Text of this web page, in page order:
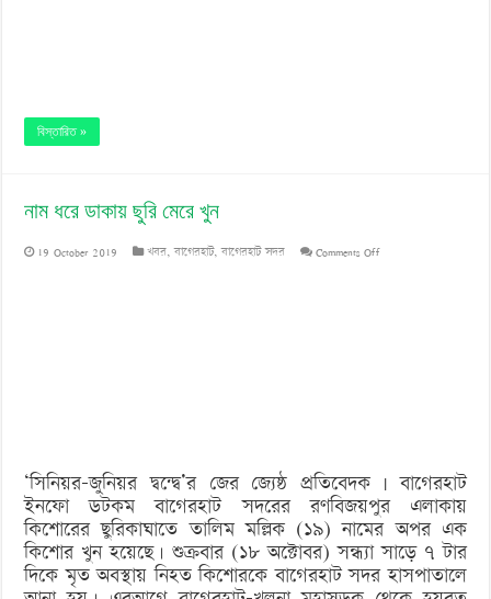
বিস্তারিত »
নাম ধরে ডাকায় ছুরি মেরে খুন
19 October 2019 খবর,বাগেরহাট,বাগেরহাট সদর Comments Offon
‘সিনিয়র-জুনিয়র দ্বন্দ্বে’র জের জ্যেষ্ঠ প্রতিবেদক | বাগেরহাট
ইনফো ডটকম বাগেরহাট সদরের রণবিজয়পুর এলাকায়
কিশোরের ছুরিকাঘাতে তালিম মল্লিক (১৯) নামের অপর এক
কিশোর খুন হয়েছে। শুক্রবার (১৮ অক্টোবর) সন্ধ্যা সাড়ে ৭ টার
দিকে মৃত অবস্থায় নিহত কিশোরকে বাগেরহাট সদর হাসপাতালে